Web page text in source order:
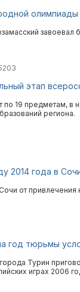
олимпиады
этап
19 предметам, в
региона.
2014 года в
от
год тюрьмы
Турин
играх 2006